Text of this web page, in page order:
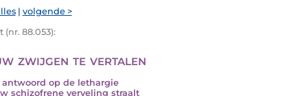
| volgende >
88.053):
zwijgen te vertalen
antwoord op de lethargie
schizofrene verveling straalt